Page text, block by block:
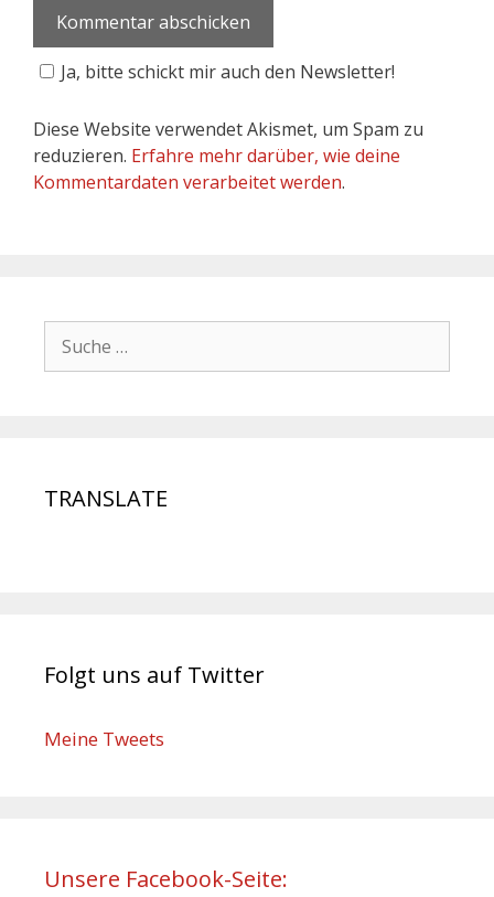
Ja, bitte schickt mir auch den Newsletter!
Diese Website verwendet Akismet, um Spam zu
reduzieren. Erfahre mehr darüber, wie deine
Kommentardaten verarbeitet werden.
TRANSLATE
Folgt uns auf Twitter
Meine Tweets
Unsere Facebook-Seite: